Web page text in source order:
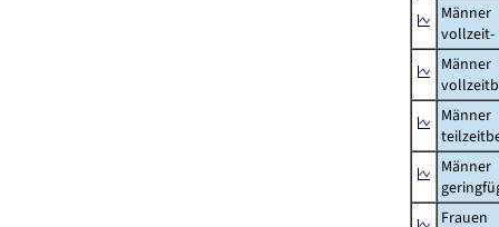
Männer
vollzeit-
Männer
Männer
Männer
Frauen